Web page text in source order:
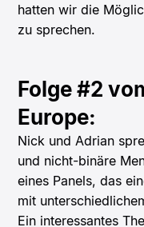
hatten wir die
zu sprechen.
Folge #2
Europe:
Nick und Adrian
und nicht-binäre
eines Panels, das
mit
Ein interessantes